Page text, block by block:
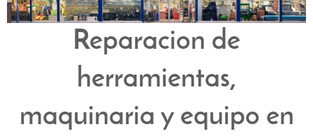
Reparacion de
herramientas,
maquinaria y equipo en